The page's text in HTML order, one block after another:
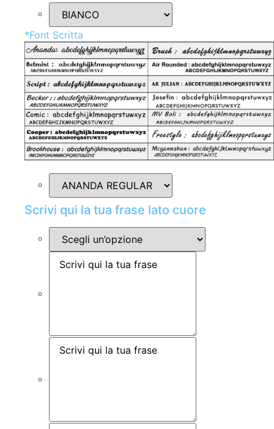
*Font Scritta
Scrivi qui la tua frase lato cuore